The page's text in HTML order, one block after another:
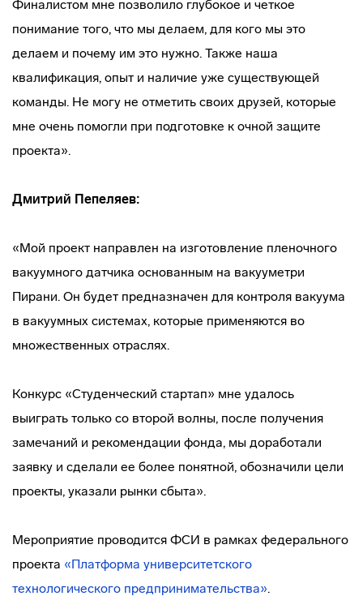
Финалистом мне позволило глубокое и четкое
понимание того, что мы делаем, для кого мы это
делаем и почему им это нужно. Также наша
квалификация, опыт и наличие уже существующей
команды. Не могу не отметить своих друзей, которые
мне очень помогли при подготовке к очной защите
проекта».
Дмитрий Пепеляев:
«Мой проект направлен на изготовление пленочного
вакуумного датчика основанным на вакууметри
Пирани. Он будет предназначен для контроля вакуума
в вакуумных системах, которые применяются во
множественных отраслях.
Конкурс «Студенческий стартап» мне удалось
выиграть только со второй волны, после получения
замечаний и рекомендации фонда, мы доработали
заявку и сделали ее более понятной, обозначили цели
проекты, указали рынки сбыта».
Мероприятие проводится ФСИ в рамках федерального
проекта «Платформа университетского
технологического предпринимательства».